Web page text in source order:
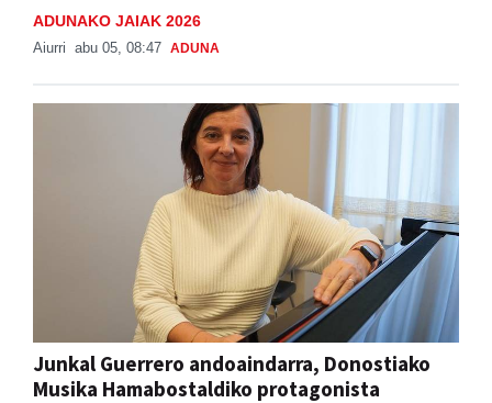
ADUNAKO JAIAK 2026
Aiurri abu 05, 08:47 ADUNA
Junkal Guerrero andoaindarra, Donostiako
Musika Hamabostaldiko protagonista